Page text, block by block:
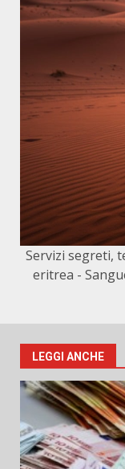
Servizi segreti,
eritrea -
LEGGI ANCHE